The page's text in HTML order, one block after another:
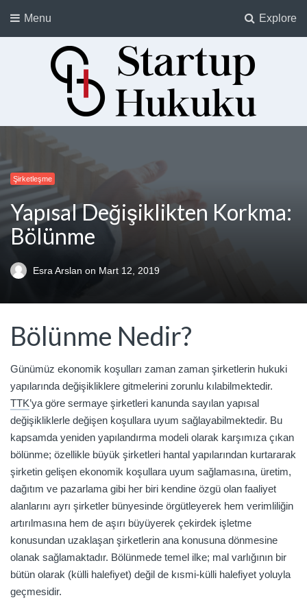
Explore
Menu
Startup Hukuku
Startuplar için Hukuk, Hukukçular için Startuplar
Şirketleşme
Yapısal Değişiklikten Korkma:
Bölünme
Esra Arslan on Mart 12, 2019
Bölünme Nedir?
Günümüz ekonomik koşulları zaman zaman şirketlerin hukuki
yapılarında değişikliklere gitmelerini zorunlu kılabilmektedir.
TTK’ya göre sermaye şirketleri kanunda sayılan yapısal
değişikliklerle değişen koşullara uyum sağlayabilmektedir. Bu
kapsamda yeniden yapılandırma modeli olarak karşımıza çıkan
bölünme; özellikle büyük şirketleri hantal yapılarından kurtararak
şirketin gelişen ekonomik koşullara uyum sağlamasına, üretim,
dağıtım ve pa­zarlama gibi her biri kendine özgü olan faaliyet
alanlarını ayrı şirketler bünyesinde örgütleyerek hem verimliliğin
artırılmasına hem de aşırı büyüyerek çekirdek işletme
konusundan uzaklaşan şirketlerin ana konusuna dönmesine
olanak sağlamaktadır. Bölünmede temel ilke; mal varlığının bir
bütün olarak (külli halefiyet) değil de kısmi-külli halefiyet yoluyla
geçmesidir.